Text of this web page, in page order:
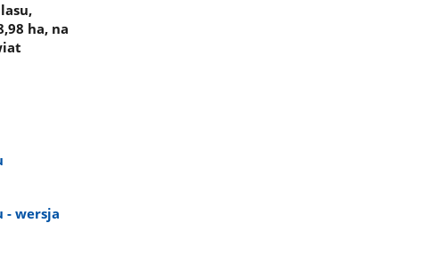
ha, na
- wersja